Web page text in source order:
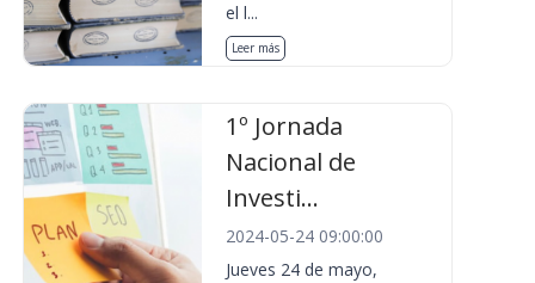
el l...
Leer más
1º Jornada
Nacional de
Investi...
2024-05-24 09:00:00
Jueves 24 de mayo,